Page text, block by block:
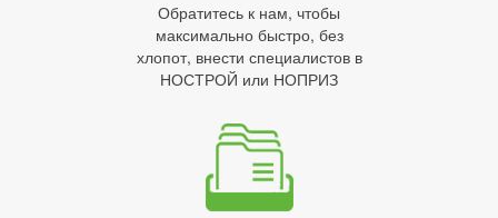
Обратитесь к нам, чтобы
максимально быстро, без
хлопот, внести специалистов в
НОСТРОЙ или НОПРИЗ